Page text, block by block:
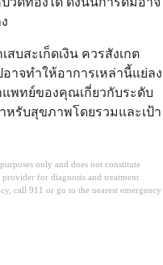
บสะเก็ดเงิน ควรสังเกต
าจทำให้อาการเหล่านี้แย่ลง
พทย์ของคุณเกี่ยวกับระดับ
รับสุขภาพโดยรวมและเป้า
only and does not constitute
for diagnosis and treatment
call 911 or go to the nearest emergency